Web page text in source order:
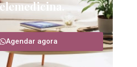
Agendar agora